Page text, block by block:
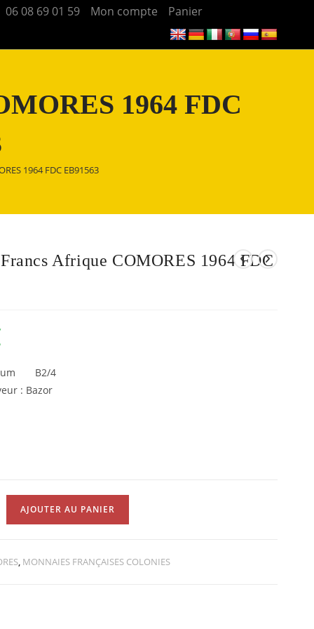
06 08 69 01 59 Mon compte Panier
1964 FDC
1964 FDC EB91563
Afrique COMORES 1964 FDC
B2/4
: Bazor
AJOUTER AU PANIER
, MONNAIES FRANÇAISES COLONIES